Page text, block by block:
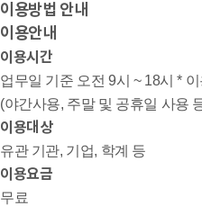
이용방법 안내
이용안내
이용시간
업무일 기준 오전 9시 ~ 18시*
(야간사용, 주말 및 공휴일 사용
이용대상
유관 기관, 기업, 학계 등
이용요금
무료